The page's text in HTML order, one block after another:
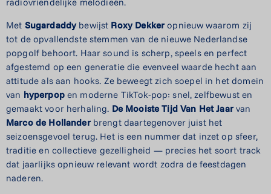
Met Sugardaddybewijst Roxy Dekker opnieuw waarom zij
tot de opvallendste stemmen van de nieuwe Nederlandse
popgolf behoort. Haar sound is scherp, speels en perfect
afgestemd op een generatie die evenveel waarde hecht aan
attitude als aan hooks. Ze beweegt zich soepel in het domein
van hyperpopen moderne TikTok-pop: snel, zelfbewust en
gemaakt voor herhaling. De Mooiste Tijd Van Het Jaarvan
Marco de Hollanderbrengt daartegenover juist het
seizoensgevoel terug. Het is een nummer dat inzet op sfeer,
traditie en collectieve gezelligheid — precies het soort track
dat jaarlijks opnieuw relevant wordt zodra de feestdagen
naderen.